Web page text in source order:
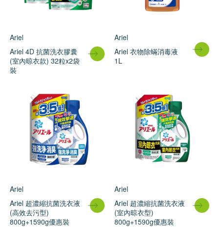
Ariel
Ariel 4D 抗菌洗衣膠囊
(室內晾衣款) 32粒x2袋
裝
Ariel
Ariel 衣物除蟎消毒液
1L
Ariel
Ariel 超濃縮抗菌洗衣液
(高效去污型)
800g+1590g優惠裝
Ariel
Ariel 超濃縮抗菌洗衣液
(室內晾衣型)
800g+1590g優惠裝